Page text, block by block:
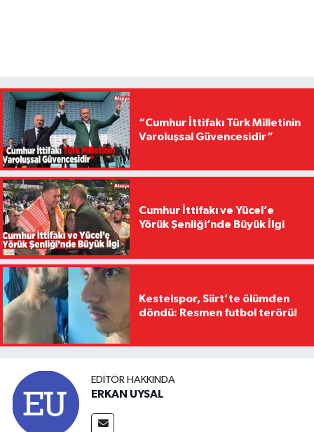
“Cumhur İttifakı Türk Milletinin
Varoluşsal Güvencesidir”
Cumhur İttifakı ve Yücel’e
Yörük Şenliği’nde Büyük İlgi
Kestelspor, Siirt’te ölümden
döndü: Resmen futbol terörü!
EDITÖR HAKKINDA
ERKAN UYSAL